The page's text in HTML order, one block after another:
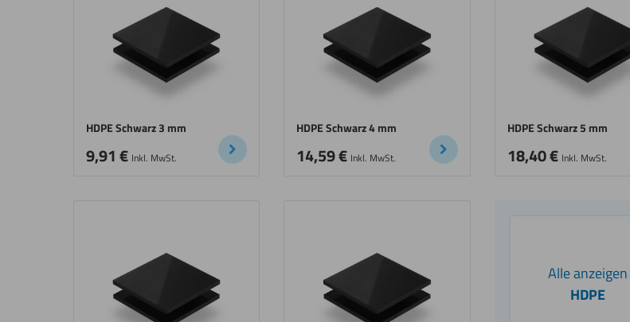
HDPE Schwarz 3 mm
9,91€ Inkl. MwSt.
HDPE Schwarz 4 mm
14,59€ Inkl. MwSt.
HDPE Schwarz 5 mm
18,40€ Inkl. MwSt.
Alle anzeigen
HDPE